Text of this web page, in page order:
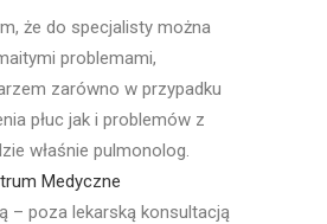
że do specjalisty można
problemami,
zarówno w przypadku
płuc jak i problemów z
właśnie pulmonolog.
Medyczne
– poza lekarską konsultacją